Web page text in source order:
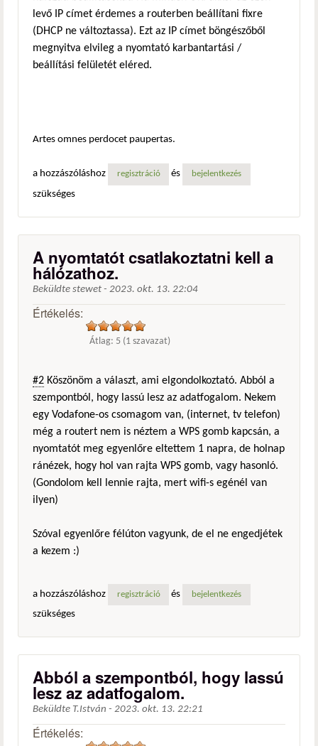
levő IP címet érdemes a routerben beállítani fixre
(DHCP ne változtassa). Ezt az IP címet böngészőből
megnyitva elvileg a nyomtató karbantartási /
beállítási felületét eléred.
Artes omnes perdocet paupertas.
a hozzászóláshoz regisztráció és bejelentkezés
szükséges
A nyomtatót csatlakoztatni kell a
hálózathoz.
Beküldte stewet - 2023. okt. 13. 22:04
Értékelés:
Átlag: 5 (1 szavazat)
#2 Köszönöm a választ, ami elgondolkoztató. Abból a
szempontból, hogy lassú lesz az adatfogalom. Nekem
egy Vodafone-os csomagom van, (internet, tv telefon)
még a routert nem is néztem a WPS gomb kapcsán, a
nyomtatót meg egyenlőre eltettem 1 napra, de holnap
ránézek, hogy hol van rajta WPS gomb, vagy hasonló.
(Gondolom kell lennie rajta, mert wifi-s egénél van
ilyen)
Szóval egyenlőre félúton vagyunk, de el ne engedjétek
a kezem :)
a hozzászóláshoz regisztráció és bejelentkezés
szükséges
Abból a szempontból, hogy lassú
lesz az adatfogalom.
Beküldte T.István - 2023. okt. 13. 22:21
Értékelés: